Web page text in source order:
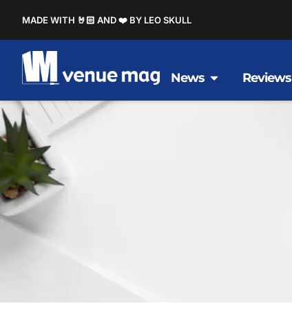
MADE WITH 🤘🏻 AND ❤️ BY LEO SKULL
News Reviews